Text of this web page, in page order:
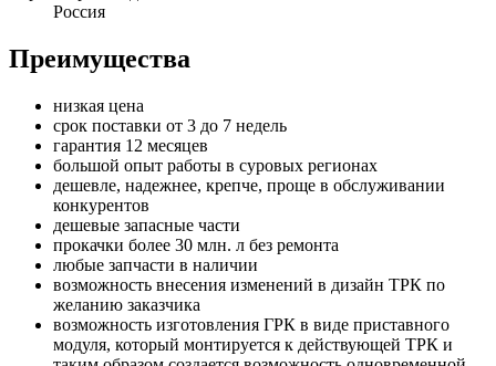
Россия
Преимущества
низкая цена
срок поставки от 3 до 7 недель
гарантия 12 месяцев
большой опыт работы в суровых регионах
дешевле, надежнее, крепче, проще в обслуживании
конкурентов
дешевые запасные части
прокачки более 30 млн. л без ремонта
любые запчасти в наличии
возможность внесения изменений в дизайн ТРК по
желанию заказчика
возможность изготовления ГРК в виде приставного
модуля, который монтируется к действующей ТРК и